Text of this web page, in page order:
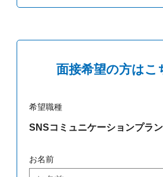
面接希望の方はこ
希望職種
お名前